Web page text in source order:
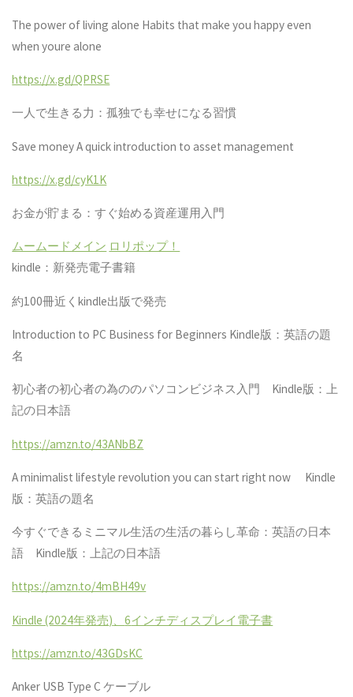
The power of living alone Habits that make you happy even
when youre alone
https://x.gd/QPRSE
一人で生きる力：孤独でも幸せになる習慣
Save money A quick introduction to asset management
https://x.gd/cyK1K
お金が貯まる：すぐ始める資産運用入門
ムームードメイン ロリポップ！
kindle ：新発売電子書籍
約100冊近くkindle出版で発売
Introduction to PC Business for Beginners Kindle版：英語の題
名
初心者の初心者の為ののパソコンビジネス入門 Kindle版：上
記の日本語
https://amzn.to/43ANbBZ
A minimalist lifestyle revolution you can start right now
Kindle
版：英語の題名
今すぐできるミニマル生活の生活の暮らし革命：英語の日本
語 Kindle版：上記の日本語
https://amzn.to/4mBH49v
Kindle (2024年発売) 、6インチディスプレイ電子書
https://amzn.to/43GDsKC
Anker USB Type Cケーブル